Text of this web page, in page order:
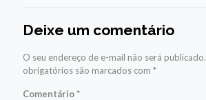
Deixe um comentário
O seu endereço de e-mail não será publicado.
obrigatórios são marcados com *
Comentário*